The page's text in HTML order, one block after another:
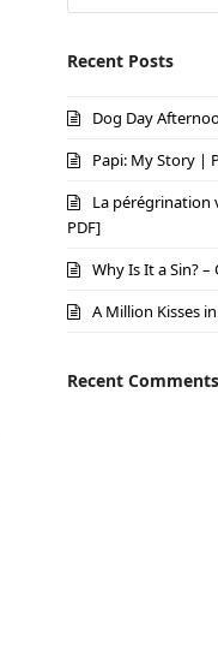
Recent Posts
Dog Day
Papi: My Story |
La pérégrination
PDF]
Why Is It a Sin? –
A Million Kisses
Recent Comments